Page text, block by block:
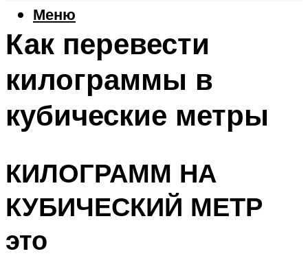
Меню
Как перевести
килограммы в
кубические метры
КИЛОГРАММ НА
КУБИЧЕСКИЙ МЕТР
это